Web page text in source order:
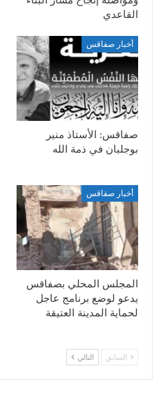
القاعدي
أخبار صفاقس
صفاقس: الأستاذ منير
بوجلبان في ذمة الله
أخبار صفاقس
المجلس المحلي بصفاقس
يدعو لوضع برنامج عاجل
لحماية المدينة العتيقة
السابق التالي